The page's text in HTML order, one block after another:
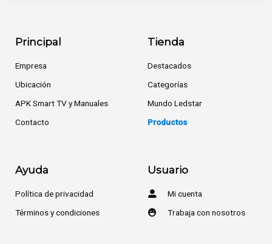
Principal
Empresa
Ubicación
APK Smart TV y Manuales
Contacto
Tienda
Destacados
Categorías
Mundo Ledstar
Productos
Ayuda
Política de privacidad
Términos y condiciones
Usuario
Mi cuenta
Trabaja con nosotros